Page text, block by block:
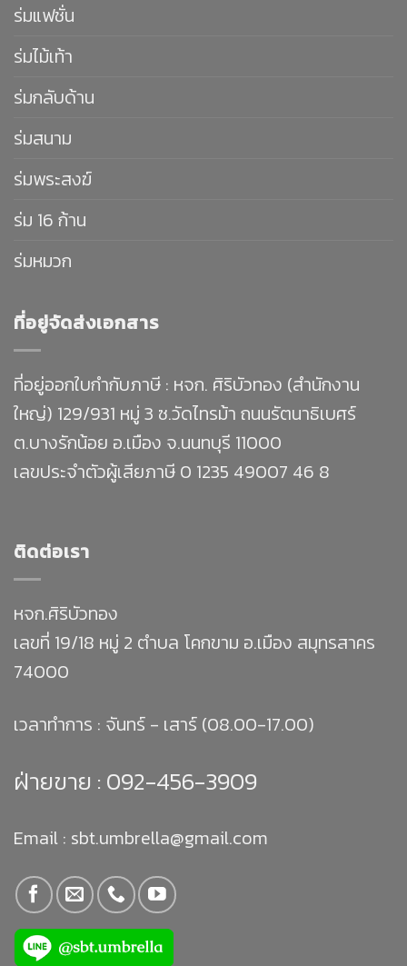
ร่มแฟชั่น
ร่มไม้เท้า
ร่มกลับด้าน
ร่มสนาม
ร่มพระสงฆ์
ร่ม 16 ก้าน
ร่มหมวก
ที่อยู่จัดส่งเอกสาร
ที่อยู่ออกใบกำกับภาษี : หจก. ศิริบัวทอง (สำนักงาน
ใหญ่) 129/931 หมู่ 3 ซ.วัดไทรม้า ถนนรัตนาธิเบศร์
ต.บางรักน้อย อ.เมือง จ.นนทบุรี 11000
เลขประจำตัวผู้เสียภาษี 0 1235 49007 46 8
ติดต่อเรา
หจก.ศิริบัวทอง
เลขที่ 19/18 หมู่ 2 ตำบล โคกขาม อ.เมือง สมุทรสาคร
74000
เวลาทำการ : จันทร์ - เสาร์ (08.00-17.00)
ฝ่ายขาย : 092-456-3909
Email : sbt.umbrella@gmail.com